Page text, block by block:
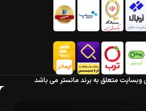
وبسایت متعلق به برند مانستر می باشد